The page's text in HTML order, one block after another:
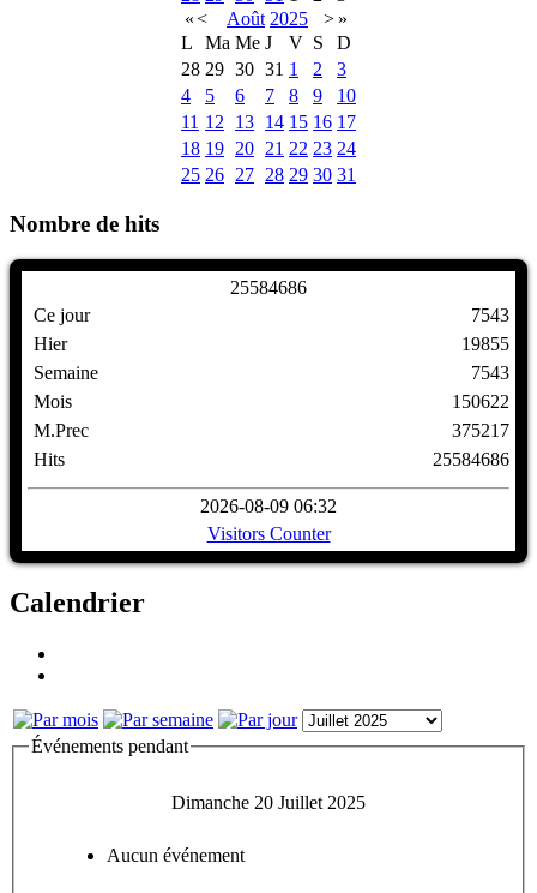
«< Août 2025 > »
L
Ma Me J V S
D
28 29 30 31 1 2
3
4
5 6 7 8 9
10
11 12 13 14 15 16 17
18 19 20 21 22 23 24
25 26 27 28 29 30 31
Nombre de hits
25584686
Ce jour
Hier
Semaine
Mois
M.Prec
Hits
7543
19855
7543
150622
375217
25584686
2026-08-09 06:32
Visitors Counter
Calendrier
Événements pendant
Dimanche 20 Juillet 2025
Aucun événement